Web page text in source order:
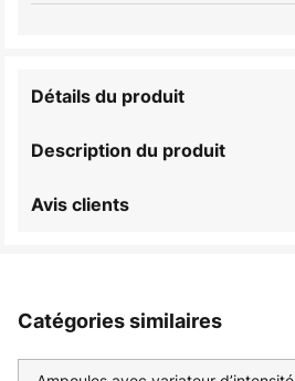
Description du produit
Détails du produit
Avis clients
Catégories similaires